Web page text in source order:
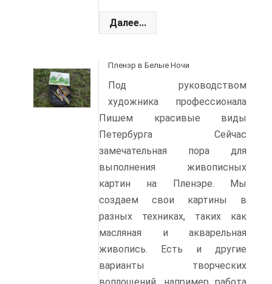
Далее...
Пленэр в Белые Ночи
Под руководством
художника профессионала
Пишем красивые виды
Петербурга Сейчас
замечательная пора для
выполнения живописных
картин на Пленэре. Мы
создаем свои картины в
разных техниках, таких как
масляная и акварельная
живопись. Есть и другие
варианты творческих